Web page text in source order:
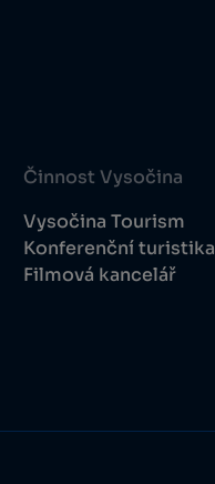
Činnost Vysočina
Vysočina Tourism
Konferenční turistika
Filmová kancelář